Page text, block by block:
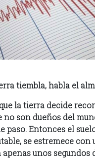
tiembla, habla el
la tierra decide
no son dueños del
paso. Entonces el
se estremece con
apenas unos segundos